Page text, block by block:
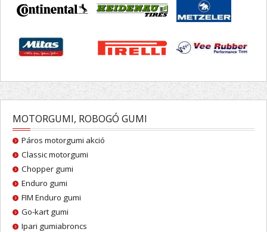
MOTORGUMI, ROBOGÓ GUMI
Páros motorgumi akció
Classic motorgumi
Chopper gumi
Enduro gumi
FIM Enduro gumi
Go-kart gumi
Ipari gumiabroncs